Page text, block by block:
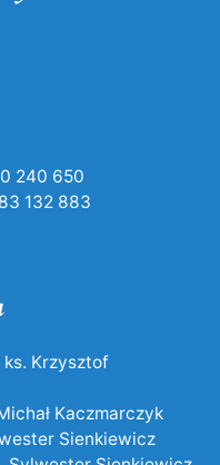
240 650
132 883
ks. Krzysztof
Kaczmarczyk
Sienkiewicz